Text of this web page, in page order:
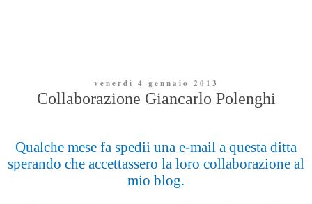
venerdì 4 gennaio 2013
Collaborazione Giancarlo Polenghi
Qualche mese fa spedii una e-mail a questa ditta
sperando che accettassero la loro collaborazione al
mio blog.